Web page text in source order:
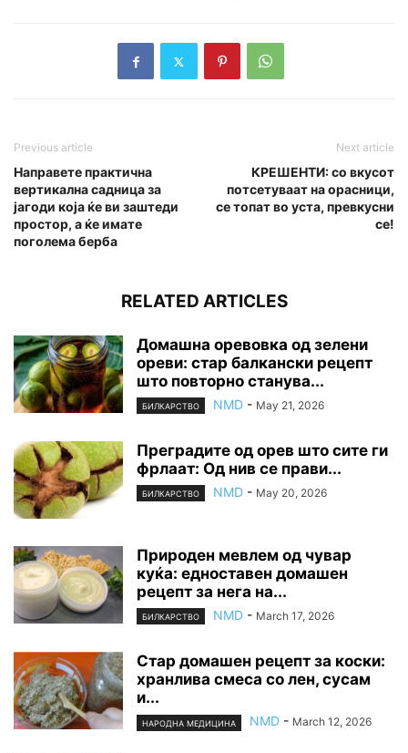
Previous article
Направете практична
вертикална садница за
јагоди која ќе ви заштеди
простор, а ќе имате
поголема берба
Next article
КРЕШЕНТИ: со вкусот
потсетуваат на орасници,
се топат во уста, превкусни
се!
RELATED ARTICLES
Домашна оревовка од зелени
ореви: стар балкански рецепт
што повторно станува...
БИЛКАРСТВО NMD - May 21, 2026
Преградите од орев што сите ги
фрлаат: Од нив се прави...
БИЛКАРСТВО NMD - May 20, 2026
Природен мевлем од чувар
куќа: едноставен домашен
рецепт за нега на...
БИЛКАРСТВО NMD - March 17, 2026
Стар домашен рецепт за коски:
хранлива смеса со лен, сусам
и...
НАРОДНА МЕДИЦИНА NMD - March 12, 2026